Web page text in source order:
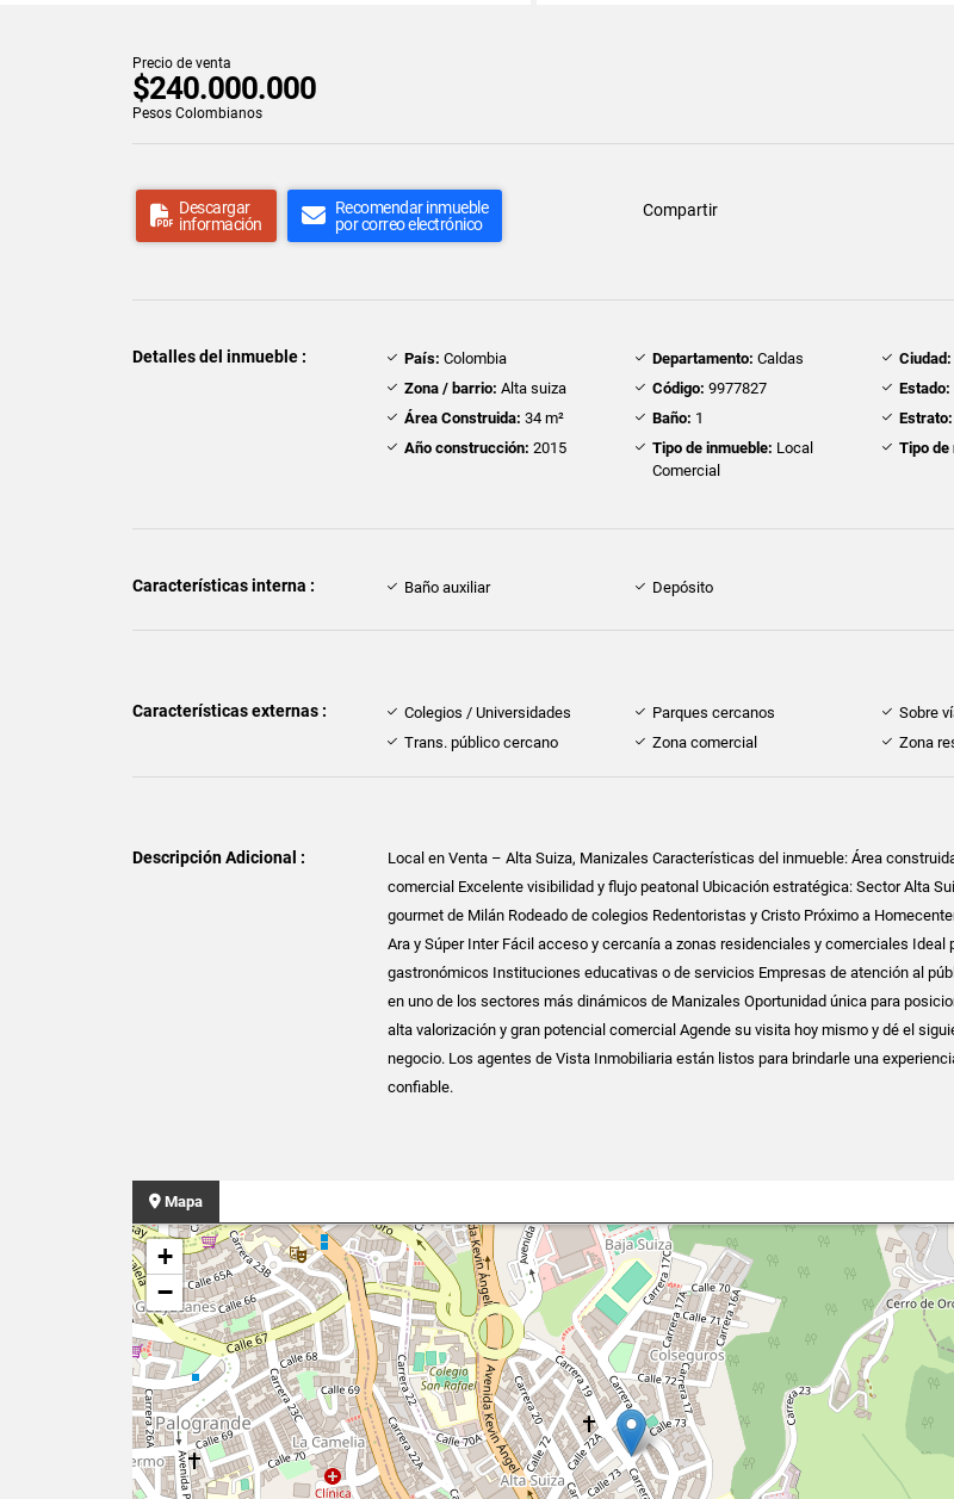
Precio de venta
$240.000.000
Pesos Colombianos
Descargar
información
Recomendar inmueble
por correo electrónico
Compartir
Detalles del inmueble : País: Colombia Departamento: Caldas Ciudad:
Zona / barrio: Alta suiza Código: 9977827 Estado:
Área Construida: 34 m² Baño: 1 Estrato:
Año construcción: 2015 Tipo de inmueble: Local
Comercial
Tipo de
Características interna : Baño auxiliar Depósito
Características externas : Colegios / Universidades Parques cercanos
Sobre
Trans. público cercano
Zona comercial Zona
Descripción Adicional :
Local en Venta – Alta Suiza, Manizales Características del inmueble: Área
comercial Excelente visibilidad y flujo peatonal Ubicación estratégica: Sector Alta
gourmet de Milán Rodeado de colegios Redentoristas y Cristo Próximo a
Ara y Súper Inter Fácil acceso y cercanía a zonas residenciales y comerciales Ideal
gastronómicos Instituciones educativas o de servicios Empresas de atención al
en uno de los sectores más dinámicos de Manizales Oportunidad única para
alta valorización y gran potencial comercial Agende su visita hoy mismo y dé el
negocio. Los agentes de Vista Inmobiliaria están listos para brindarle una
confiable.
Mapa
+
−